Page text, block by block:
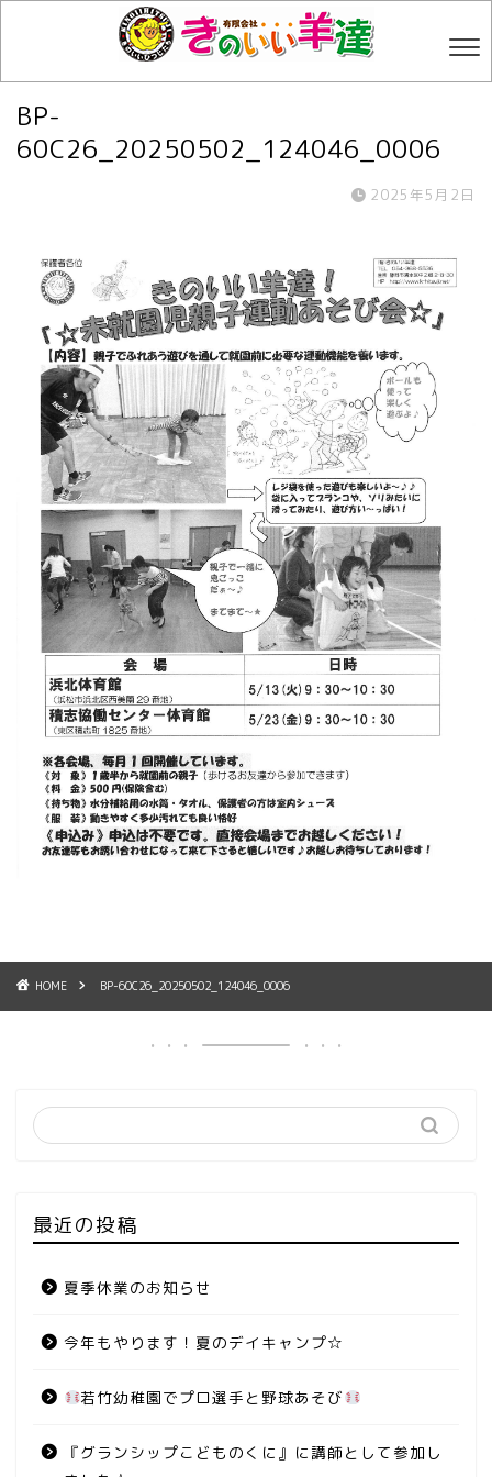
BP-
60C26_20250502_124046_0006
2025年5月2日
HOME BP-60C26_20250502_124046_0006
最近の投稿
夏季休業のお知らせ
今年もやります！夏のデイキャンプ☆
若竹幼稚園でプロ選手と野球あそび
『グランシップこどものくに』に講師として参加し